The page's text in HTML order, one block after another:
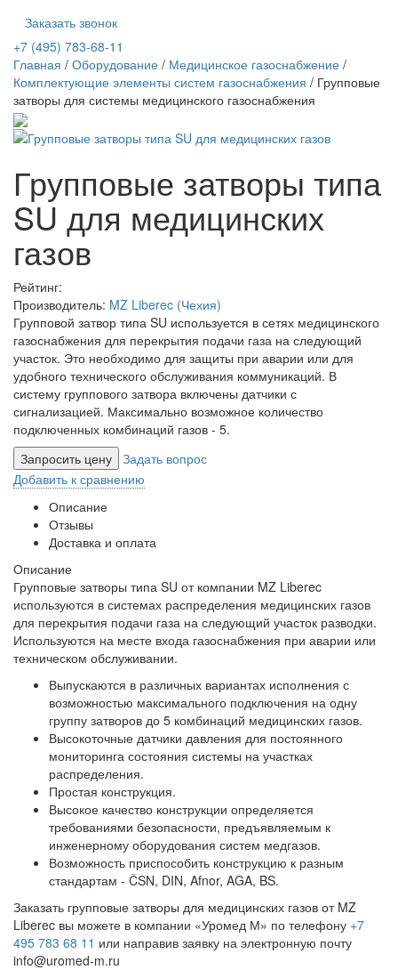
Заказать звонок
+7 (495) 783-68-11
Главная / Оборудование / Медицинское газоснабжение /
Комплектующие элементы систем газоснабжения / Групповые
затворы для системы медицинского газоснабжения
Групповые затворы типа
SU для медицинских
газов
Рейтинг:
Производитель: MZ Liberec (Чехия)
Групповой затвор типа SU используется в сетях медицинского
газоснабжения для перекрытия подачи газа на следующий
участок. Это необходимо для защиты при аварии или для
удобного технического обслуживания коммуникаций. В
систему группового затвора включены датчики с
сигнализацией. Максимально возможное количество
подключенных комбинаций газов - 5.
Запросить цену Задать вопрос
Добавить к сравнению
Описание
Отзывы
Доставка и оплата
Описание
Групповые затворы типа SU от компании MZ Liberec
используются в системах распределения медицинских газов
для перекрытия подачи газа на следующий участок разводки.
Используются на месте входа газоснабжения при аварии или
техническом обслуживании.
Выпускаются в различных вариантах исполнения с
возможностью максимального подключения на одну
группу затворов до 5 комбинаций медицинских газов.
Высокоточные датчики давления для постоянного
мониторинга состояния системы на участках
распределения.
Простая конструкция.
Высокое качество конструкции определяется
требованиями безопасности, предъявляемым к
инженерному оборудования систем медгазов.
Возможность приспособить конструкцию к разным
стандартам - ČSN, DIN, Afnor, AGA, BS.
Заказать групповые затворы для медицинских газов от MZ
Liberec вы можете в компании «Уромед М» по телефону +7
495 783 68 11 или направив заявку на электронную почту
info@uromed-m.ru